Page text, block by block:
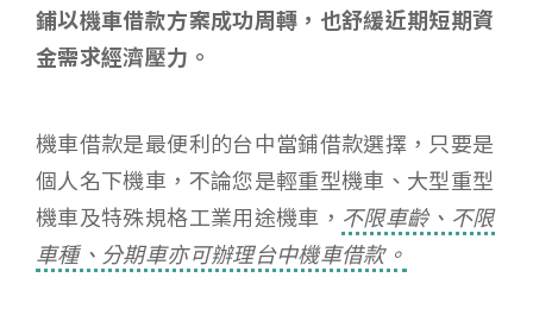
鋪以機車借款方案成功周轉，也舒緩近期短期資
金需求經濟壓力。
機車借款是最便利的台中當鋪借款選擇，只要是
個人名下機車，不論您是輕重型機車、大型重型
機車及特殊規格工業用途機車， 不限車齡、不限
車種、分期車亦可辦理台中機車借款。